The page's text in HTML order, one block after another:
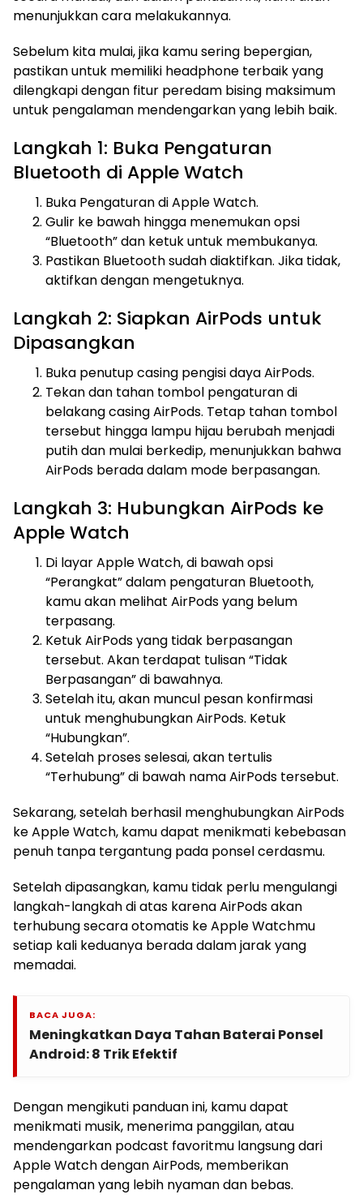
menunjukkan cara melakukannya.
Sebelum kita mulai, jika kamu sering bepergian,
pastikan untuk memiliki headphone terbaik yang
dilengkapi dengan fitur peredam bising maksimum
untuk pengalaman mendengarkan yang lebih baik.
Langkah 1: Buka Pengaturan
Bluetooth di Apple Watch
Buka Pengaturan di Apple Watch.
Gulir ke bawah hingga menemukan opsi
“Bluetooth” dan ketuk untuk membukanya.
Pastikan Bluetooth sudah diaktifkan. Jika tidak,
aktifkan dengan mengetuknya.
Langkah 2: Siapkan AirPods untuk
Dipasangkan
Buka penutup casing pengisi daya AirPods.
Tekan dan tahan tombol pengaturan di
belakang casing AirPods. Tetap tahan tombol
tersebut hingga lampu hijau berubah menjadi
putih dan mulai berkedip, menunjukkan bahwa
AirPods berada dalam mode berpasangan.
Langkah 3: Hubungkan AirPods ke
Apple Watch
Di layar Apple Watch, di bawah opsi
“Perangkat” dalam pengaturan Bluetooth,
kamu akan melihat AirPods yang belum
terpasang.
Ketuk AirPods yang tidak berpasangan
tersebut. Akan terdapat tulisan “Tidak
Berpasangan” di bawahnya.
Setelah itu, akan muncul pesan konfirmasi
untuk menghubungkan AirPods. Ketuk
“Hubungkan”.
Setelah proses selesai, akan tertulis
“Terhubung” di bawah nama AirPods tersebut.
Sekarang, setelah berhasil menghubungkan AirPods
ke Apple Watch, kamu dapat menikmati kebebasan
penuh tanpa tergantung pada ponsel cerdasmu.
Setelah dipasangkan, kamu tidak perlu mengulangi
langkah-langkah di atas karena AirPods akan
terhubung secara otomatis ke Apple Watchmu
setiap kali keduanya berada dalam jarak yang
memadai.
BACA JUGA:
Meningkatkan Daya Tahan Baterai Ponsel
Android: 8 Trik Efektif
Dengan mengikuti panduan ini, kamu dapat
menikmati musik, menerima panggilan, atau
mendengarkan podcast favoritmu langsung dari
Apple Watch dengan AirPods, memberikan
pengalaman yang lebih nyaman dan bebas.